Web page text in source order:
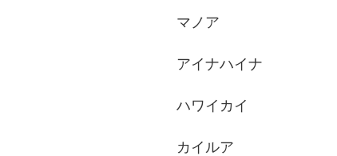
マノア
アイナハイナ
ハワイカイ
カイルア